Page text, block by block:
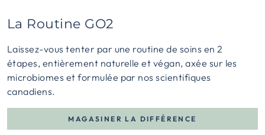
La Routine GO2
Laissez-vous tenter par une routine de soins en 2
étapes, entièrement naturelle et végan, axée sur les
microbiomes et formulée par nos scientifiques
canadiens.
MAGASINER LA DIFFÉRENCE